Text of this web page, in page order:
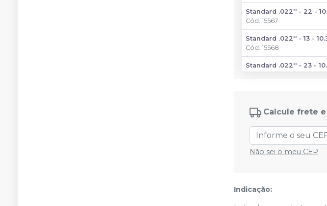
Standard .022'' - 22 -
Cód.15567
Standard .022'' - 13 -
Cód.15568
Standard .022'' - 23 -
Cód.
19480
Standard .022'' - 35 -
Calcule frete
Não sei o meu CEP
Indicação: